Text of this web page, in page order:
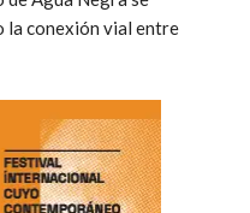
la conexión vial entre